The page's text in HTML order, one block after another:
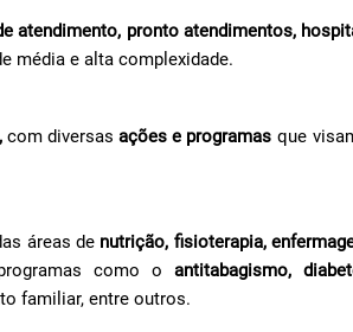
atendimento, pronto atendimentos,
média e alta complexidade.
com diversasações e programas que
áreas de nutrição, fisioterapia,
como oantitabagismo,
familiar, entre outros.